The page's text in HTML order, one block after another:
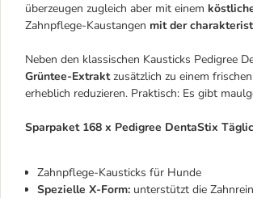
überzeugen zugleich aber mit einem
Zahnpflege-Kaustangen mit der
Neben den klassischen Kausticks Pedigree
Grüntee-Extraktzusätzlich zu einem
erheblich reduzieren. Praktisch: Es gibt
Sparpaket 168 x Pedigree DentaStix
Zahnpflege-Kausticks für Hunde
Spezielle X-Form: unterstützt die